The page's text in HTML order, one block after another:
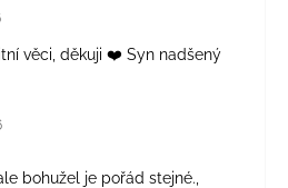
obchodu je 5 z 5 hvězdiček.
věci, děkuji ❤️ Syn nadšený
obchodu je 4 z 5 hvězdiček.
bohužel je pořád stejné.,